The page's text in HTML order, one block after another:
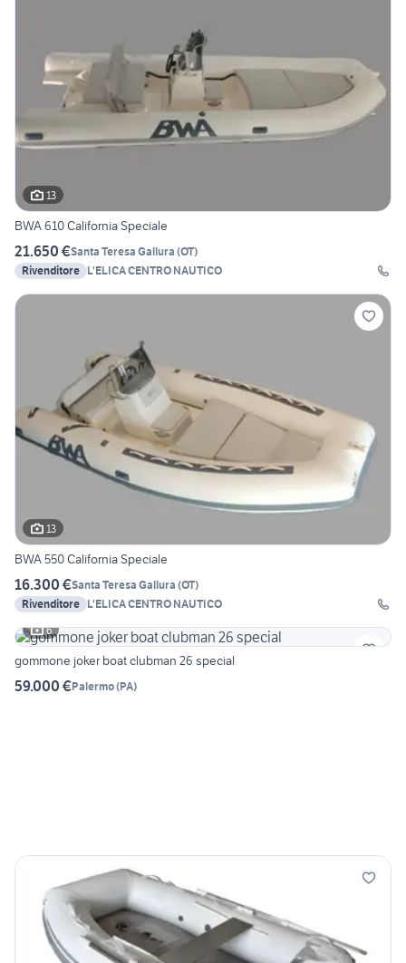
13
BWA 610 California Speciale
21.650 €Santa Teresa Gallura (OT)
Rivenditore L'ELICA CENTRO NAUTICO
13
BWA 550 California Speciale
16.300 €Santa Teresa Gallura (OT)
Rivenditore L'ELICA CENTRO NAUTICO
6
gommone joker boat clubman 26 special
59.000 €Palermo(PA)